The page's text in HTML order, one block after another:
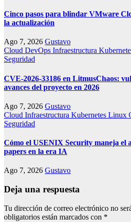
Cinco pasos para blindar VMware
la actualización
Ago 7, 2026 Gustavo
Cloud DevOps Infraestructura
Seguridad
CVE-2026-33186 en LitmusChaos:
avances del proyecto en 2026
Ago 7, 2026 Gustavo
Cloud Infraestructura Kubernetes Linux
Seguridad
Cómo el USENIX Security maneja el
papers en la era IA
Ago 7, 2026 Gustavo
Deja una respuesta
Tu dirección de correo electrónico no
obligatorios están marcados con *